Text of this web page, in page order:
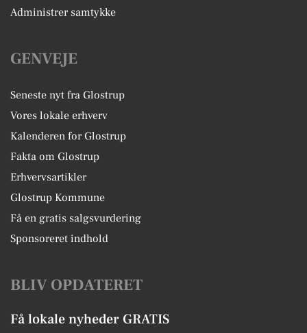
Administrer samtykke
GENVEJE
Seneste nyt fra Glostrup
Vores lokale erhverv
Kalenderen for Glostrup
Fakta om Glostrup
Erhvervsartikler
Glostrup Kommune
Få en gratis salgsvurdering
Sponsoreret indhold
BLIV OPDATERET
Få lokale nyheder GRATIS